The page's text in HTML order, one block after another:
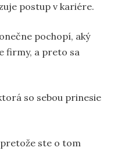
postup v kariére.
pochopí, aký
firmy, a preto sa
so sebou prinesie
pretože ste o tom